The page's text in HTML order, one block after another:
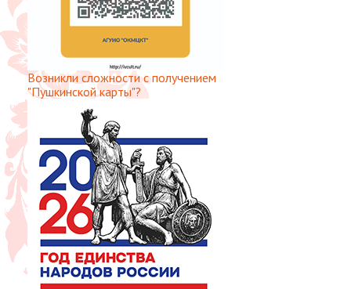
Возникли сложности с получением
"Пушкинской карты"?